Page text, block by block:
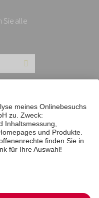
Sie alle
Stiftung
widerrufen